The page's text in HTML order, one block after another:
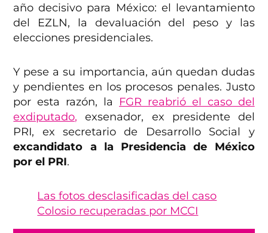
año decisivo para México: el levantamiento
del EZLN, la devaluación del peso y las
elecciones presidenciales.
Y pese a su importancia, aún quedan dudas
y pendientes en los procesos penales. Justo
por esta razón, la FGR reabrió el caso del
exdiputado, exsenador, ex presidente del
PRI, ex secretario de Desarrollo Social y
excandidato a la Presidencia de México
por el PRI.
Las fotos desclasificadas del caso
Colosio recuperadas por MCCI